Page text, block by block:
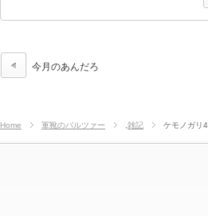
今月のあんだろ
Home 軍靴のバルツァー 雑記 ケモノガリ